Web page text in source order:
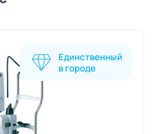
Единственный
в городе